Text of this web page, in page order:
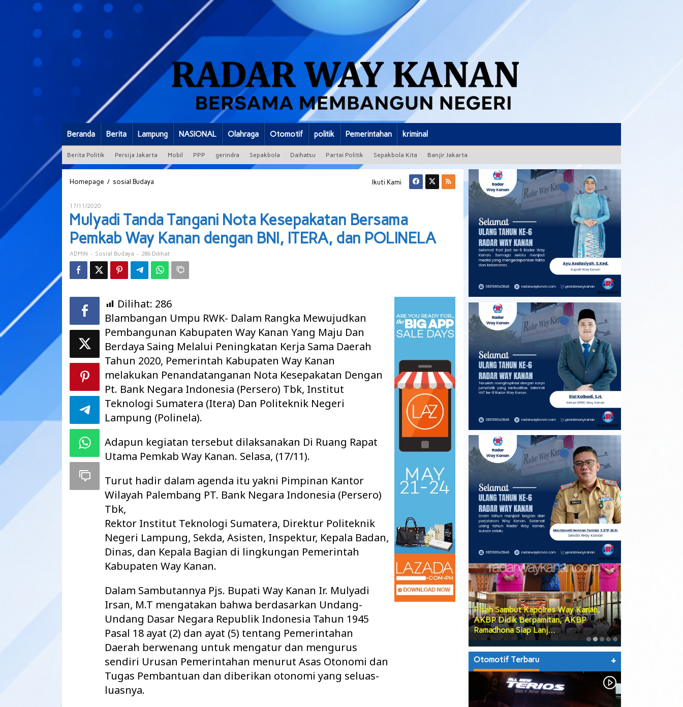
Beranda Berita Lampung NASIONAL Olahraga Otomotif politik Pemerintahan kriminal
Berita Politik Persija Jakarta Mobil PPP gerindra Sepakbola Daihatsu Partai Politik Sepakbola Kita Banjir Jakarta
Homepage / sosial Budaya
Kesepakatan
Bersama
Pemkab
Kanan
dengan
BNI,
POLINELA
Ikuti Kami
17/11/2020
ADMIN
Mulyadi Tanda Tangani Nota Kesepakatan Bersama
Pemkab Way Kanan dengan BNI, ITERA, dan POLINELA
ADMIN - Sosial Budaya - 286 Dilihat
Dilihat: 286
Blambangan Umpu RWK- Dalam Rangka Mewujudkan
Pembangunan Kabupaten Way Kanan Yang Maju Dan
Berdaya Saing Melalui Peningkatan Kerja Sama Daerah
Tahun 2020, Pemerintah Kabupaten Way Kanan
melakukan Penandatanganan Nota Kesepakatan Dengan
Pt. Bank Negara Indonesia (Persero) Tbk, Institut
Teknologi Sumatera (Itera) Dan Politeknik Negeri
Lampung (Polinela).
Adapun kegiatan tersebut dilaksanakan Di Ruang Rapat
Utama Pemkab Way Kanan. Selasa, (17/11).
Turut hadir dalam agenda itu yakni Pimpinan Kantor
Wilayah Palembang PT. Bank Negara Indonesia (Persero)
Tbk,
Rektor Institut Teknologi Sumatera, Direktur Politeknik
Negeri Lampung, Sekda, Asisten, Inspektur, Kepala Badan,
Dinas, dan Kepala Bagian di lingkungan Pemerintah
Kabupaten Way Kanan.
Dalam Sambutannya Pjs. Bupati Way Kanan Ir. Mulyadi
Irsan, M.T mengatakan bahwa berdasarkan Undang-
Undang Dasar Negara Republik Indonesia Tahun 1945
Pasal 18 ayat (2) dan ayat (5) tentang Pemerintahan
Daerah berwenang untuk mengatur dan mengurus
sendiri Urusan Pemerintahan menurut Asas Otonomi dan
Tugas Pembantuan dan diberikan otonomi yang seluas-
luasnya.
Pemkab Way Kanan Tuntaskan Tiga
Agenda Strategis Sekaligus, APBD
2027 Disahkan d…
Warga 2 Kecamatan Pertanyakan
Keberadaan Kabel Wifi yang diduga
secara Illegal N…
Pisah Sambut Kapolres Way Kanan,
AKBP Didik Berpamitan, AKBP
Ramadhona Siap Lanj…
Otomotif Terbaru +